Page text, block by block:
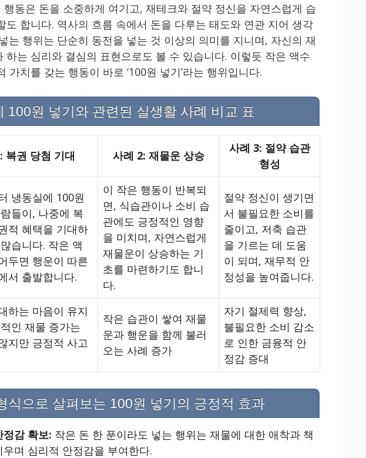
행동은 돈을 소중하게 여기고, 재테크와 절약 정신을 자연스럽게 습
도 합니다. 역사의 흐름 속에서 돈을 다루는 태도와 연관 지어 생각
는 행위는 단순히 동전을 넣는 것 이상의 의미를 지니며, 자신의 재
하는 심리와 결심의 표현으로도 볼 수 있습니다. 이렇듯 작은 액수
가치를 갖는 행동이 바로 ‘100원 넣기’라는 행위입니다.
100원 넣기와 관련된 실생활 사례 비교 표
복권 당첨 기대 사례 2: 재물운 상승
사례 3: 절약 습관
형성
냉동실에 100원
들이, 나중에 복
적 혜택을 기대하
습니다. 작은 액
두면 행운이 따른
서 출발합니다.
이 작은 행동이 반복되
면, 식습관이나 소비 습
관에도 긍정적인 영향
을 미치며, 자연스럽게
재물운이 상승하는 기
초를 마련하기도 합니
다.
절약 정신이 생기면
서 불필요한 소비를
줄이고, 저축 습관
을 기르는 데 도움
이 되며, 재무적 안
정성을 높여줍니다.
하는 마음이 유지
인 재물 증가는
지만 긍정적 사고
작은 습관이 쌓여 재물
운과 행운을 함께 불러
오는 사례 증가
자기 절제력 향상,
불필요한 소비 감소
로 인한 금융적 안
정감 증대
식으로 살펴보는 100원 넣기의 긍정적 효과
정감 확보: 작은 돈 한 푼이라도 넣는 행위는 재물에 대한 애착과 책
우며 심리적 안정감을 부여한다.